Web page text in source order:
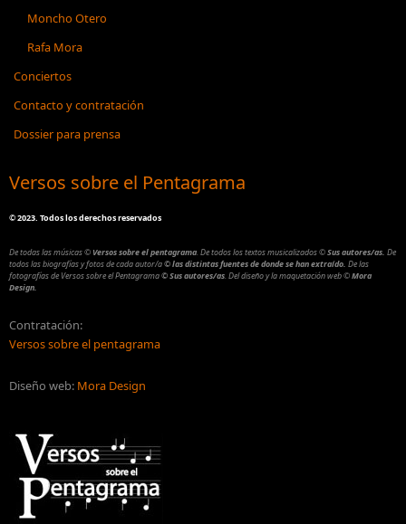
Moncho Otero
Rafa Mora
Conciertos
Contacto y contratación
Dossier para prensa
Versos sobre el Pentagrama
©2023. Todos los derechos reservados
De todas las músicas© Versos sobre el pentagrama. De todos los textos musicalizados©Sus autores/as. De
todos las biografías y fotos de cada autor/a© las distintas fuentes de donde se han extraído. De las
fotografías de Versos sobre el Pentagrama© Sus autores/as. Del diseño y la maquetación web©Mora
Design.
Contratación:
Versos sobre el pentagrama
Diseño web: Mora Design